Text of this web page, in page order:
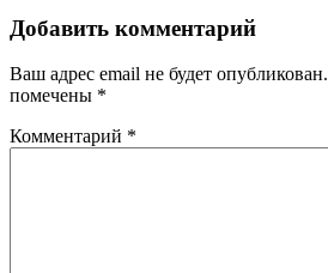
Добавить комментарий
Ваш адрес email не будет опубликован.
помечены *
Комментарий *